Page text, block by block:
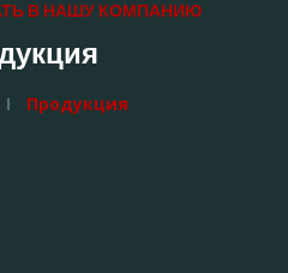
В НАШУ КОМПАНИЮ
Продукция